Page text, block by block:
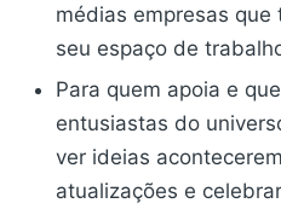
médias empresas
seu espaço de
Para quem apoia e
entusiastas do
ver ideias
atualizações e